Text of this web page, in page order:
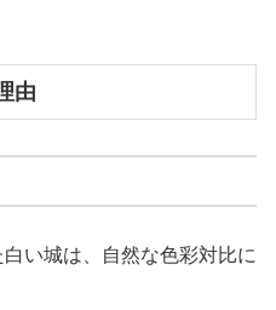
由
い城は、自然な色彩対比に